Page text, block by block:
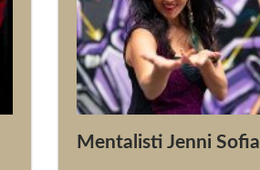
Mentalisti Jenni Sofia